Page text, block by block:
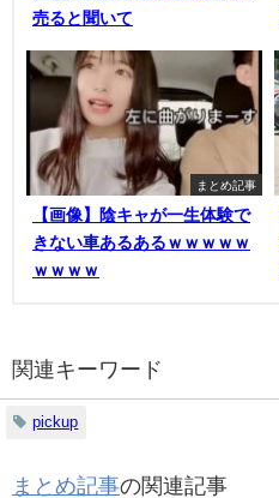
売ると聞いて
まとめ記事
【画像】陰キャが一生体験で
きない車あるあるｗｗｗｗｗ
ｗｗｗｗ
関連キーワード
pickup
まとめ記事の関連記事